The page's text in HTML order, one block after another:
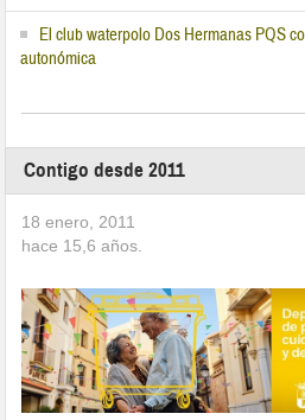
El club waterpolo Dos Hermanas PQS
autonómica
Contigo desde 2011
18 enero, 2011
hace 15,6 años.